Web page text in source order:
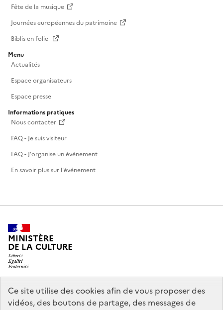
Ce site utilise des cookies afin de vous proposer des
vidéos, des boutons de partage, des messages de
Fête de la musique
Journées européennes du patrimoine
Biblis en folie
Menu
Actualités
Espace organisateurs
Espace presse
Informations pratiques
Nous contacter
FAQ - Je suis visiteur
FAQ - J'organise un événement
En savoir plus sur l'événement
MINISTÈRE
DE LA CULTURE
legifrance.gouv.fr info.gouv.fr